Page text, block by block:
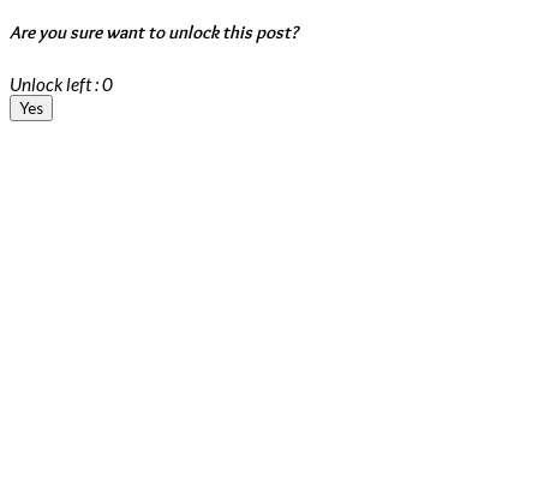
Are you sure want to unlock this post?
Unlock left : 0
Yes